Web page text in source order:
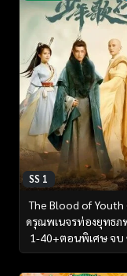
SS 1
The Blood of Youth
ดรุณพเนจรท่องยุทธ
1-40+ตอนพิเศษ จบ